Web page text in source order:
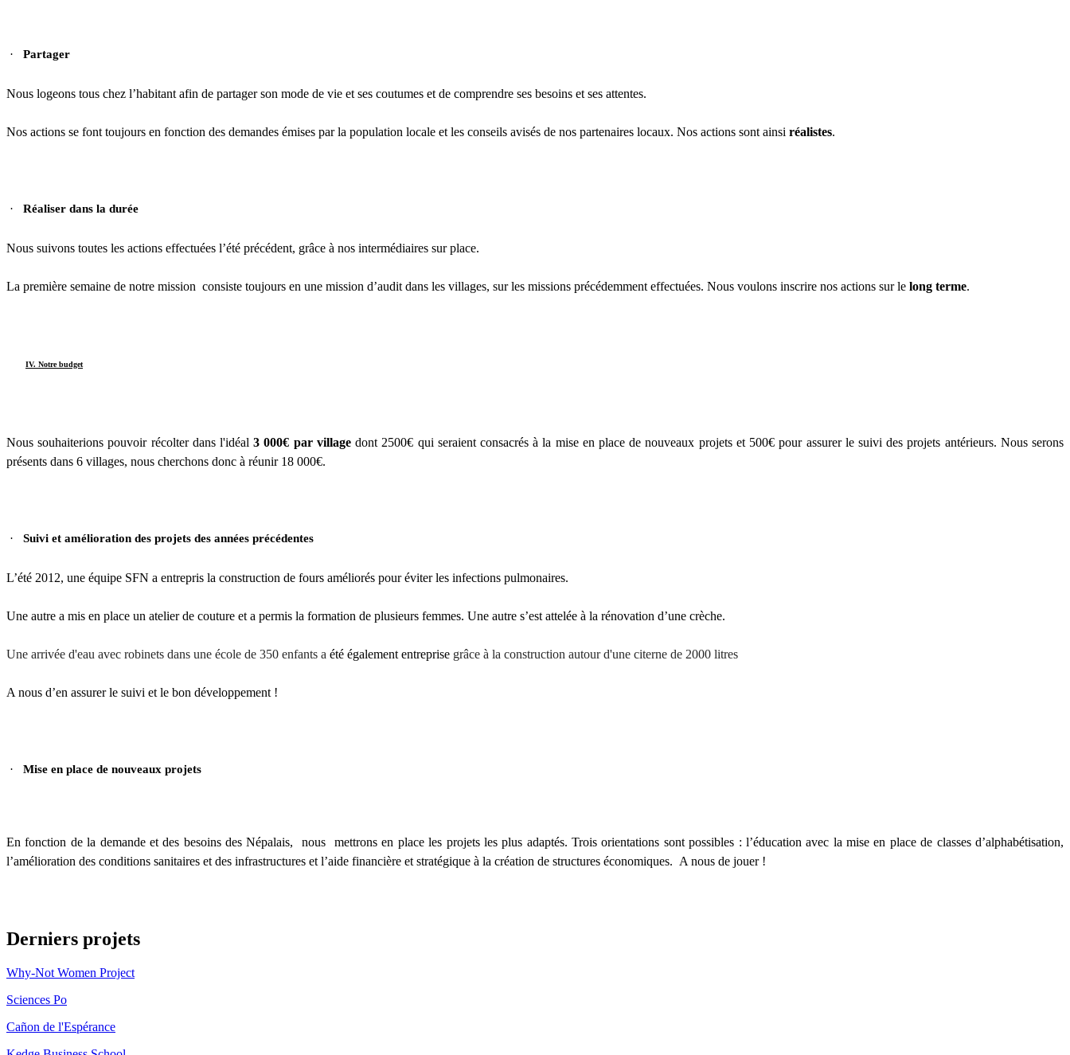
· Partager
Nous logeons tous chez l’habitant afin de partager son mode de vie et ses coutumes et de comprendre ses besoins et ses attentes.
Nos actions se font toujours en fonction des demandes émises par la population locale et les conseils avisés de nos partenaires locaux. Nos actions sont ainsi réalistes.
· Réaliser dans la durée
Nous suivons toutes les actions effectuées l’été précédent, grâce à nos intermédiaires sur place.
La première semaine de notre mission consiste toujours en une mission d’audit dans les villages, sur les missions précédemment effectuées. Nous voulons inscrire nos actions sur le long terme.
IV. Notre budget
Nous souhaiterions pouvoir récolter dans l'idéal3 000€ par villagedont 2500€ qui seraient consacrés à la mise en place de nouveaux projets et 500€ pour assurer le suivi des projets antérieurs. Nous serons
présents dans 6 villages, nous cherchons donc à réunir 18 000€.
· Suivi et amélioration des projets des années précédentes
L’été 2012, une équipe SFN a entrepris la construction de fours améliorés pour éviter les infections pulmonaires.
Une autre a mis en place un atelier de couture et a permis la formation de plusieurs femmes. Une autre s’est attelée à la rénovation d’une crèche.
Une arrivée d'eau avec robinets dans une école de 350 enfants a été également entreprise grâce à la construction autour d'une citerne de 2000 litres
A nous d’en assurer le suivi et le bon développement !
· Mise en place de nouveaux projets
En fonction de la demande et des besoins des Népalais, nous mettrons en place les projets les plus adaptés. Trois orientations sont possibles : l’éducation avec la mise en place de classes d’alphabétisation,
l’amélioration des conditions sanitaires et des infrastructures et l’aide financière et stratégique à la création de structures économiques. A nous de jouer !
Derniers projets
Why-Not Women Project
Sciences Po
Cañon de l'Espérance